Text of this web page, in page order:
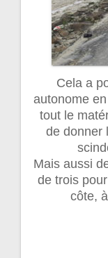
Cela a
autonome
tout le
de donner
Mais aussi
de trois
côte,